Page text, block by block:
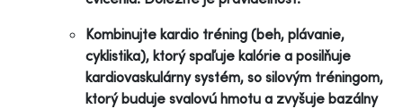
Kombinujte kardio tréning (beh, plávanie,
cyklistika), ktorý spaľuje kalórie a posilňuje
kardiovaskulárny systém, so silovým tréningom,
ktorý buduje svalovú hmotu a zvyšuje bazálny